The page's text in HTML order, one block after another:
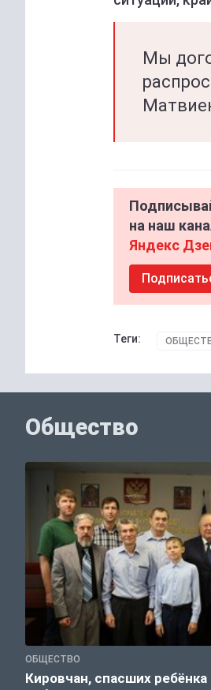
Мы
на наш
Яндекс
Теги:
Общество
ОБЩЕСТВО
Кировчан, спасших ребёнка